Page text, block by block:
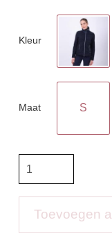
Kleur
Maat S
DionneToevoegen